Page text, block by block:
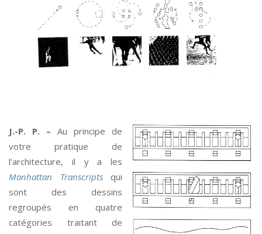
J.-P. P. – Au principe de
votre pratique de
l’architecture, il y a les
Manhattan Transcriptsqui
sont des dessins
regroupés en quatre
catégories traitant de